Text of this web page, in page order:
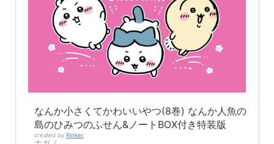
なんか小さくてかわいいやつ(8巻) なんか人魚の
島のひみつのふせん&ノートBOX付き特装版
created by Rinker